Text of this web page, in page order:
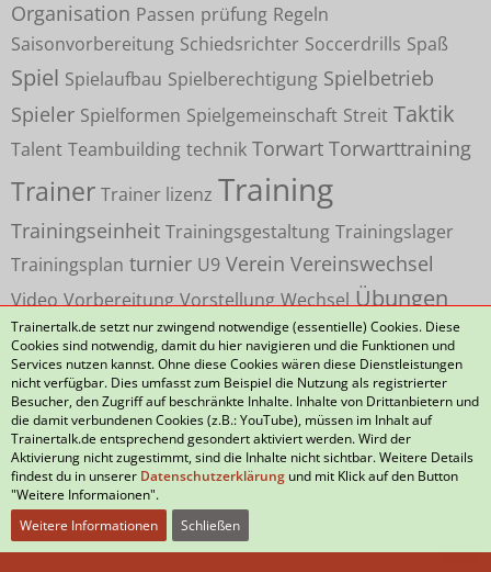
Organisation Passen prüfung Regeln
Saisonvorbereitung Schiedsrichter Soccerdrills Spaß
Spiel Spielaufbau Spielberechtigung Spielbetrieb
Spieler Spielformen Spielgemeinschaft Streit Taktik
Talent Teambuilding technik Torwart Torwarttraining
Trainer Trainer lizenz Training
Trainingseinheit Trainingsgestaltung Trainingslager
Trainingsplan turnier U9 Verein Vereinswechsel
Video Vorbereitung Vorstellung Wechsel Übungen
Datenschutzerklärung Kontakt Impressum
Nutzungsbedingungen Häufig gestellte Fragen
Community-Software:
Trainertalk.de setzt nur zwingend notwendige (essentielle) Cookies. Diese
Cookies sind notwendig, damit du hier navigieren und die Funktionen und
Services nutzen kannst. Ohne diese Cookies wären diese Dienstleistungen
nicht verfügbar. Dies umfasst zum Beispiel die Nutzung als registrierter
Besucher, den Zugriff auf beschränkte Inhalte. Inhalte von Drittanbietern und
die damit verbundenen Cookies (z.B.: YouTube), müssen im Inhalt auf
Trainertalk.de entsprechend gesondert aktiviert werden. Wird der
Aktivierung nicht zugestimmt, sind die Inhalte nicht sichtbar. Weitere Details
findest du in unserer Datenschutzerklärung und mit Klick auf den Button
"Weitere Informaionen".
Weitere Informationen
Schließen